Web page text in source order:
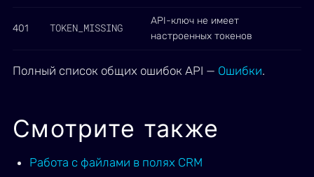
401 TOKEN_MISSING
API-ключ не имеет
настроенных токенов
Полный список общих ошибок API — Ошибки.
Смотрите также
Работа с файлами в полях CRM